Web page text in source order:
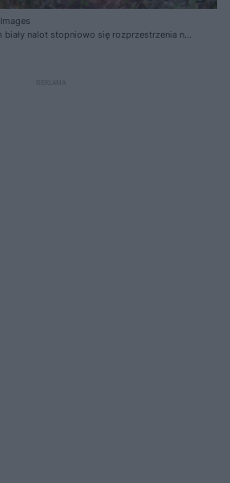
biały nalot stopniowo się rozprzestrzenia na